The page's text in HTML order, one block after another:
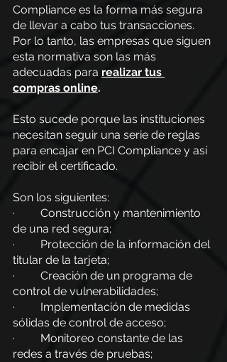
Compliance es la forma más segura
de llevar a cabo tus transacciones.
Por lo tanto, las empresas que siguen
esta normativa son las más
adecuadas para realizar tus
compras online.
Esto sucede porque las instituciones
necesitan seguir una serie de reglas
para encajar en PCI Compliance y así
recibir el certificado.
Son los siguientes:
·         Construcción y mantenimiento
de una red segura;
·         Protección de la información del
titular de la tarjeta;
·         Creación de un programa de
control de vulnerabilidades;
·         Implementación de medidas
sólidas de control de acceso;
·         Monitoreo constante de las
redes a través de pruebas;